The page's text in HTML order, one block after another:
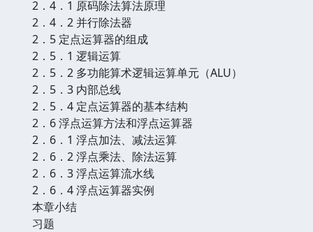
2．4．1 原码除法算法原理
2．4．2 并行除法器
2．5 定点运算器的组成
2．5．1 逻辑运算
2．5．2 多功能算术逻辑运算单元（ALU）
2．5．3 内部总线
2．5．4 定点运算器的基本结构
2．6 浮点运算方法和浮点运算器
2．6．1 浮点加法、减法运算
2．6．2 浮点乘法、除法运算
2．6．3 浮点运算流水线
2．6．4 浮点运算器实例
本章小结
习题